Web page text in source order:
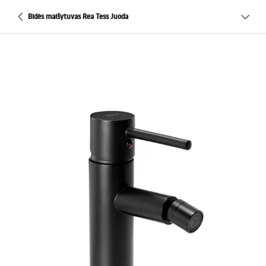
Bidės maišytuvas Rea Tess Juoda